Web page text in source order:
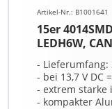
Artikel-Nr.: B1001641
15er
LEDH6W,
- Lieferumfang:
- bei 13,7 V DC
- extrem starke
- kompakter